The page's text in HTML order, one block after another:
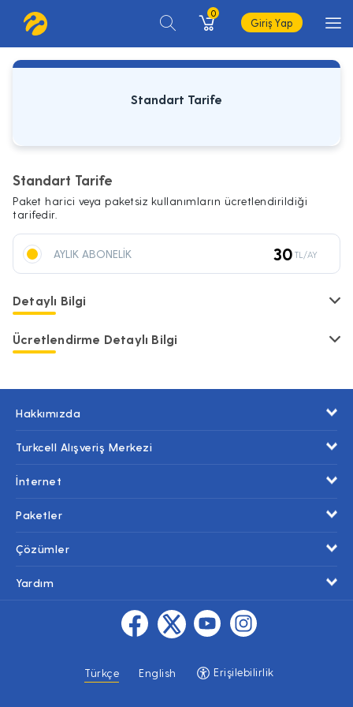
0
Giriş Yap
Standart Tarife
Standart Tarife
Paket harici veya paketsiz kullanımların ücretlendirildiği
tarifedir.
AYLIK ABONELİK 30 TL/AY
Detaylı Bilgi
Ücretlendirme Detaylı Bilgi
Hakkımızda
Turkcell Alışveriş Merkezi
İnternet
Paketler
Çözümler
Yardım
Türkçe English Erişilebilirlik